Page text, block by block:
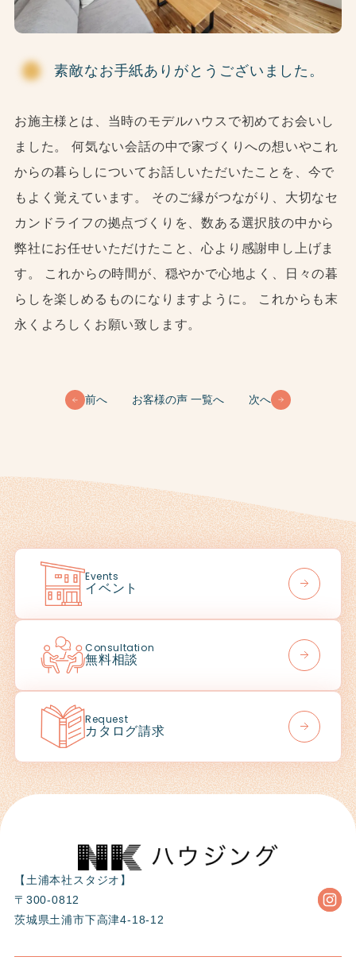
素敵なお手紙ありがとうございました。
お施主様とは、当時のモデルハウスで初めてお会いし
ました。 何気ない会話の中で家づくりへの想いやこれ
からの暮らしについてお話しいただいたことを、今で
もよく覚えています。 そのご縁がつながり、大切なセ
カンドライフの拠点づくりを、数ある選択肢の中から
弊社にお任せいただけたこと、心より感謝申し上げま
す。 これからの時間が、穏やかで心地よく、日々の暮
らしを楽しめるものになりますように。 これからも末
永くよろしくお願い致します。
前へ お客様の声 一覧へ 次へ
Events
イベント
Consultation
無料相談
Request
カタログ請求
【土浦本社スタジオ】
〒300-0812
茨城県土浦市下高津4-18-12